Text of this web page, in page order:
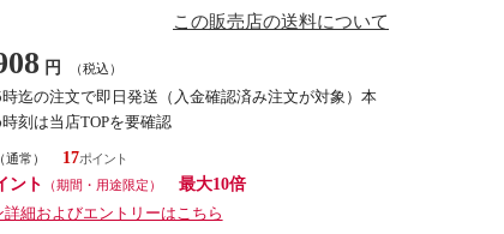
この販売店の送料について
円 （税込）
迄の注文で即日発送（入金確認済み注文が対象）本
刻は当店TOPを要確認
（通常）
17
ント
（期間・用途限定）
最大10倍
細およびエントリーはこちら